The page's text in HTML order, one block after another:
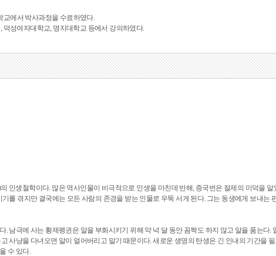
교에서 박사과정을 수료하였다.
성여자대학교, 명지대학교 등에서 강의하였다.
인생철학이다. 많은 역사인물이 비극적으로 인생을 마친데 반해, 증국번은 절제의 미덕을 알
를 겪지만 결국에는 모든 사람의 존경을 받는 인물로 우뚝 서게 된다. 그는 동생에게 보내는
남극에 사는 황제펭귄은 알을 부화시키기 위해 약 넉 달 동안 꼼짝도 하지 않고 알을 품는다.
사냥을 다녀오면 알이 얼어버리고 말기 때문이다. 새로운 생명의 탄생은 긴 인내의 기간을
수 있다.